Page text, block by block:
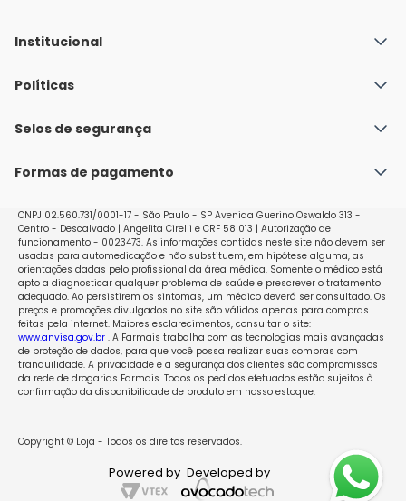
Institucional
Quem Somos
Nossas lojas
Políticas
Política de Envio
Políticas de Trocas e Devoluções
Selos de segurança
Formas de pagamento
CNPJ 02.560.731/0001-17 - São Paulo - SP Avenida Guerino Oswaldo 313 -
Centro - Descalvado | Angelita Cirelli e CRF 58 013 | Autorização de
funcionamento - 0023473. As informações contidas neste site não devem ser
usadas para automedicação e não substituem, em hipótese alguma, as
orientações dadas pelo profissional da área médica. Somente o médico está
apto a diagnosticar qualquer problema de saúde e prescrever o tratamento
adequado. Ao persistirem os sintomas, um médico deverá ser consultado. Os
preços e promoções divulgados no site são válidos apenas para compras
feitas pela internet. Maiores esclarecimentos, consultar o site:
www.anvisa.gov.br. A Farmais trabalha com as tecnologias mais avançadas
de proteção de dados, para que você possa realizar suas compras com
tranqüilidade. A privacidade e a segurança dos clientes são compromissos
da rede de drogarias Farmais. Todos os pedidos efetuados estão sujeitos à
confirmação da disponibilidade de produto em nosso estoque.
Copyright © Loja - Todos os direitos reservados.
Powered by Developed by